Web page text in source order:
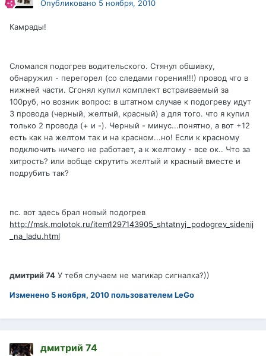
Опубликовано 5 ноября, 2010
Камрады!
Сломался подогрев водительского. Стянул обшивку,
обнаружил - перегорел (со следами горения!!!) провод что в
нижней части. Сгонял купил комплект встраиваемый за
100руб, но возник вопрос: в штатном случае к подогреву идут
3 провода (черный, желтый, красный) а для того. что я купил
только 2 провода (+ и -). Черный - минус...понятно, а вот +12
есть как на желтом так и на красном...но! Если к красному
подключить ничего не работает, а к желтому - все ок.. Что за
хитрость? или вобще скрутить желтый и красный вместе и
подрубить так?
пс. вот здесь брал новый подогрев
http://msk.molotok.ru/item1297143905_shtatnyj_podogrev_sidenij
_na_ladu.html
дмитрий 74 У тебя случаем не магикар сигналка?))
Изменено 5 ноября, 2010пользователем LeGo
дмитрий 74